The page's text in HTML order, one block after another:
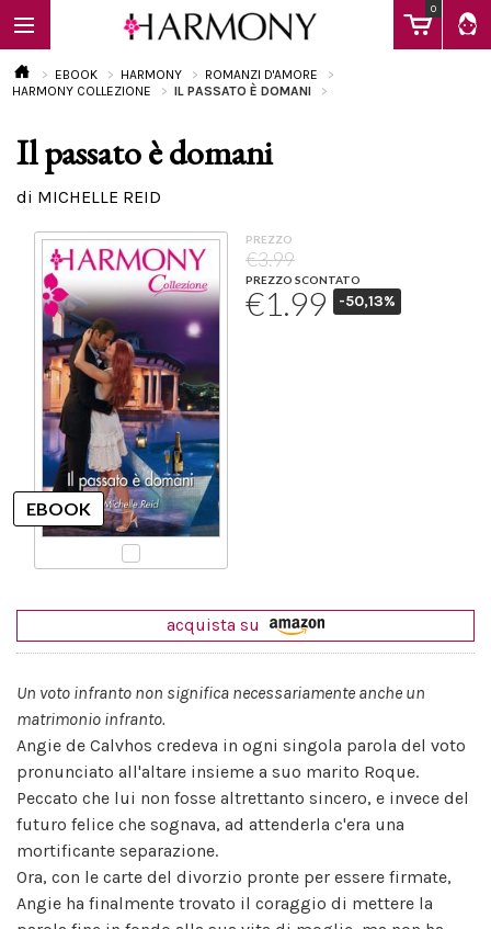
0
EBOOK
Calendario
EBOOK HARMONY
ROMANZI D'AMORE
HARMONY COLLEZIONE
IL PASSATO È DOMANI
Il passato è domani
di MICHELLE REID
PREZZO
€3.99
PREZZO SCONTATO
€1.99 -50,13%
acquista su
Un voto infranto non significa necessariamente anche un
matrimonio infranto.
Angie de Calvhos credeva in ogni singola parola del voto
pronunciato all'altare insieme a suo marito Roque.
Peccato che lui non fosse altrettanto sincero, e invece del
futuro felice che sognava, ad attenderla c'era una
mortificante separazione.
Ora, con le carte del divorzio pronte per essere firmate,
Angie ha finalmente trovato il coraggio di mettere la